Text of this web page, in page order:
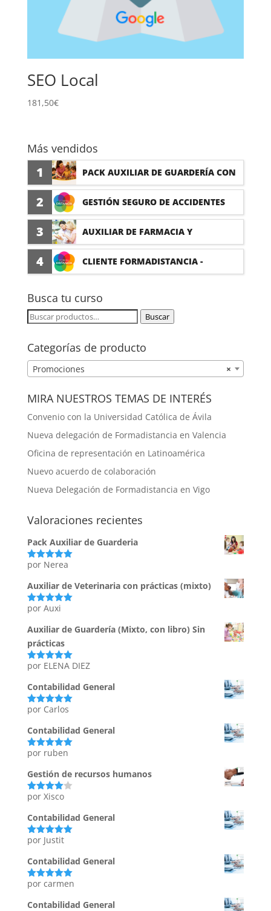
SEO Local
181,50€
Más vendidos
1 PACK AUXILIAR DE GUARDERÍA CON
PRÁCTICAS
2 GESTIÓN SEGURO DE ACCIDENTES
(PRÁCTICAS FORMATIVAS)
3 AUXILIAR DE FARMACIA Y
PARAFARMACIA CON PRÁCTICAS
4 CLIENTE FORMADISTANCIA -
Busca tu curso
Buscar
Buscar
Categorías de producto
×
Promociones
MIRA NUESTROS TEMAS DE INTERÉS
Convenio con la Universidad Católica de Ávila
Nueva delegación de Formadistancia en Valencia
Oficina de representación en Latinoamérica
Nuevo acuerdo de colaboración
Nueva Delegación de Formadistancia en Vigo
Valoraciones recientes
Pack Auxiliar de Guarderia
Valorado
por Nerea
Auxiliar de Veterinaria con prácticas (mixto)
Valorado
por Auxi
Auxiliar de Guardería (Mixto, con libro) Sin
prácticas
Valorado
por ELENA DIEZ
Contabilidad General
Valorado
por Carlos
Contabilidad General
Valorado
por ruben
Gestión de recursos humanos
Valorado
5
por Xisco
Contabilidad General
Valorado
por Justit
Contabilidad General
Valorado
por carmen
Contabilidad General